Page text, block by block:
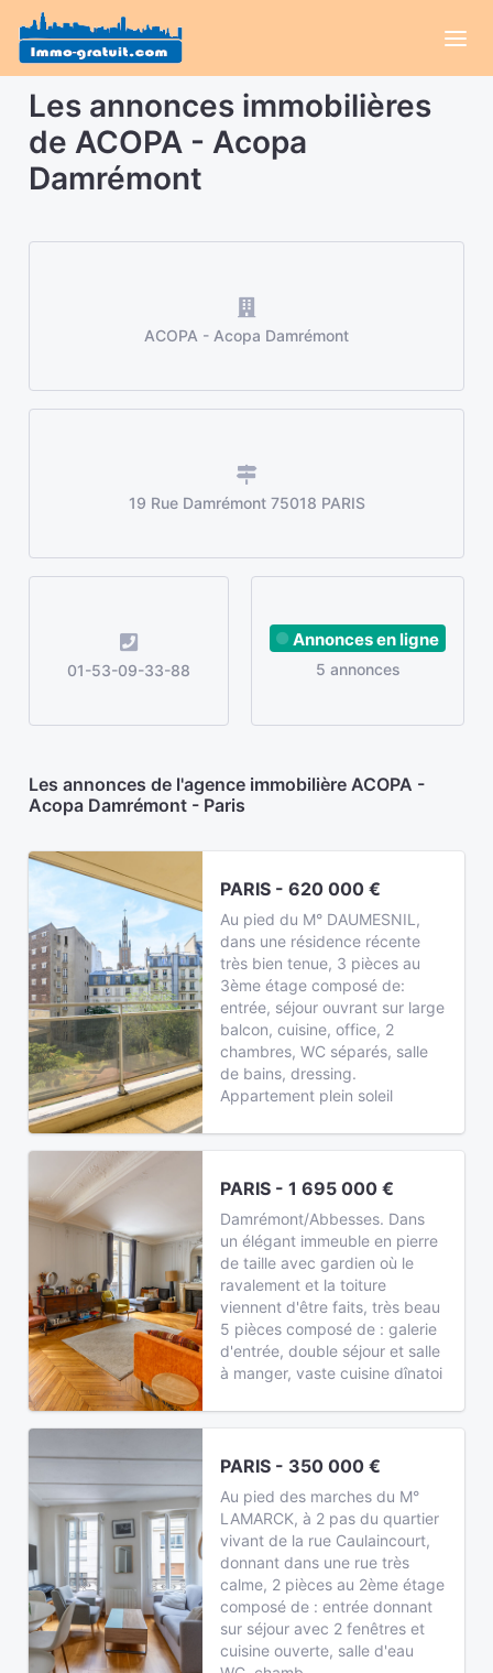
Les annonces immobilières
de ACOPA - Acopa
Damrémont
ACOPA - Acopa Damrémont
19 Rue Damrémont 75018 PARIS
01-53-09-33-88
Annonces en ligne
5 annonces
Les annonces de l'agence immobilière ACOPA -
Acopa Damrémont - Paris
PARIS - 620 000 €
Au pied du M° DAUMESNIL,
dans une résidence récente
très bien tenue, 3 pièces au
3ème étage composé de:
entrée, séjour ouvrant sur large
balcon, cuisine, office, 2
chambres, WC séparés, salle
de bains, dressing.
Appartement plein soleil
PARIS - 1 695 000 €
Damrémont/Abbesses. Dans
un élégant immeuble en pierre
de taille avec gardien où le
ravalement et la toiture
viennent d'être faits, très beau
5 pièces composé de : galerie
d'entrée, double séjour et salle
à manger, vaste cuisine dînatoi
PARIS - 350 000 €
Au pied des marches du M°
LAMARCK, à 2 pas du quartier
vivant de la rue Caulaincourt,
donnant dans une rue très
calme, 2 pièces au 2ème étage
composé de : entrée donnant
sur séjour avec 2 fenêtres et
cuisine ouverte, salle d'eau